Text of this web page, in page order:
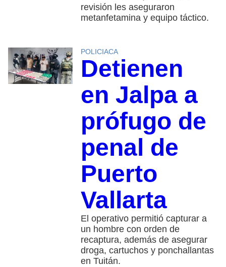
revisión les aseguraron
metanfetamina y equipo táctico.
POLICIACA
Detienen
en Jalpa a
prófugo de
penal de
Puerto
Vallarta
El operativo permitió capturar a
un hombre con orden de
recaptura, además de asegurar
droga, cartuchos y ponchallantas
en Tuitán.